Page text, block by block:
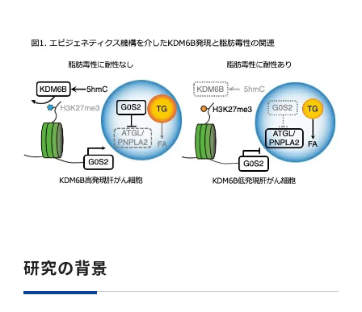
目標とする教員の適正な年齢構成
キャンパスマスタープラン2016
国立大学法人ガバナンス・コード報告書
役員会議事概要について
令和５年度（２０２３年度）東京医科歯科大学
「卓越大学院生制度（Ⅱ）」対象学生（秋入学
対象）の募集について
「卓越大学院生制度（Ⅰ）」採用決定通知書授
与式を行いました。
学位の申請
その他 就職関連情報（推薦書等）
2016年 （PDF：73.0MB）
2015年 （PDF：83.3MB）
2014年 （PDF：21.4MB）
2020年度
2019年度
2018年度
2016年度
2017年 （PDF：7.2MB）
2016年 （PDF：13.5MB）
2015年 （PDF：2.3MB）
教学IR関連公開情報トップ
卒業生進路アンケート
卒後3年大学評価アンケート
卒業時大学評価アンケート
教学IR 業績・活動
生命倫理研究センター
疾患バイオリソースセンター
脳統合機能研究センター
核酸・ペプチド創薬治療研究センター
ンター）
図書館部門トップ
図書館
図書館講習会
イマキク
デジタル変革推進事務室
連絡先一覧
学生相談支援室
ダイバーシティ・インクルージョン室
研究の背景